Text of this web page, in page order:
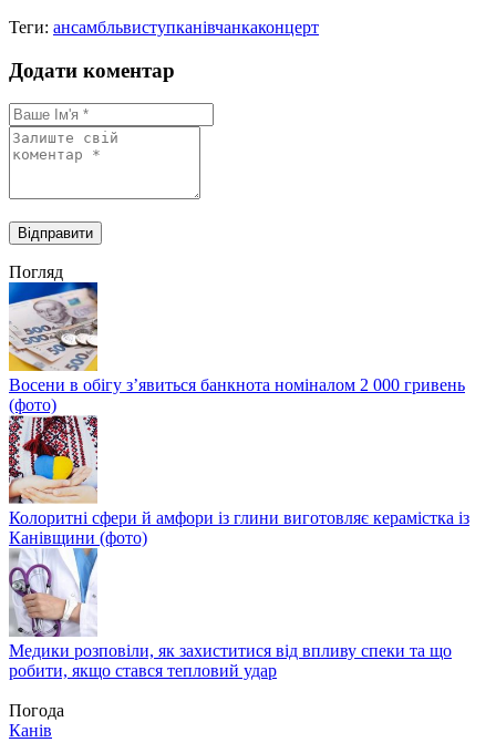
Теги: ансамбльвиступканівчанкаконцерт
Додати коментар
Погляд
Восени в обігу з’явиться банкнота номіналом 2 000 гривень
(фото)
Колоритні сфери й амфори із глини виготовляє керамістка із
Канівщини (фото)
Медики розповіли, як захиститися від впливу спеки та що
робити, якщо стався тепловий удар
Погода
Канів